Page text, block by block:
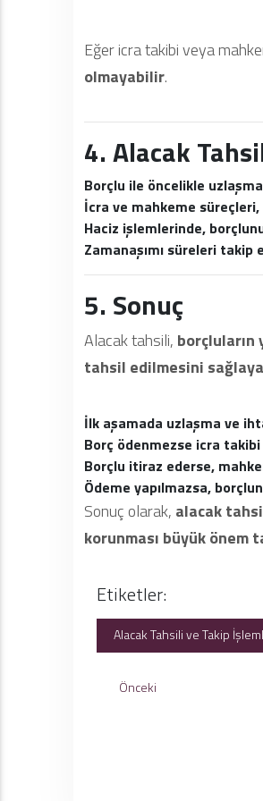
Eğer icra takibi veya
olmayabilir.
4. Alacak
Borçlu ile öncelikle uzlaşma
İcra ve mahkeme
Haciz işlemlerinde,
Zamanaşımı süreleri takip
5. Sonuç
Alacak tahsili,
tahsil edilmesini
İlk aşamada uzlaşma ve
Borç ödenmezse icra
Borçlu itiraz ederse,
Ödeme yapılmazsa,
Sonuç olarak, alacak
korunması büyük önem
Etiketler:
Alacak Tahsili ve Takip
Önceki